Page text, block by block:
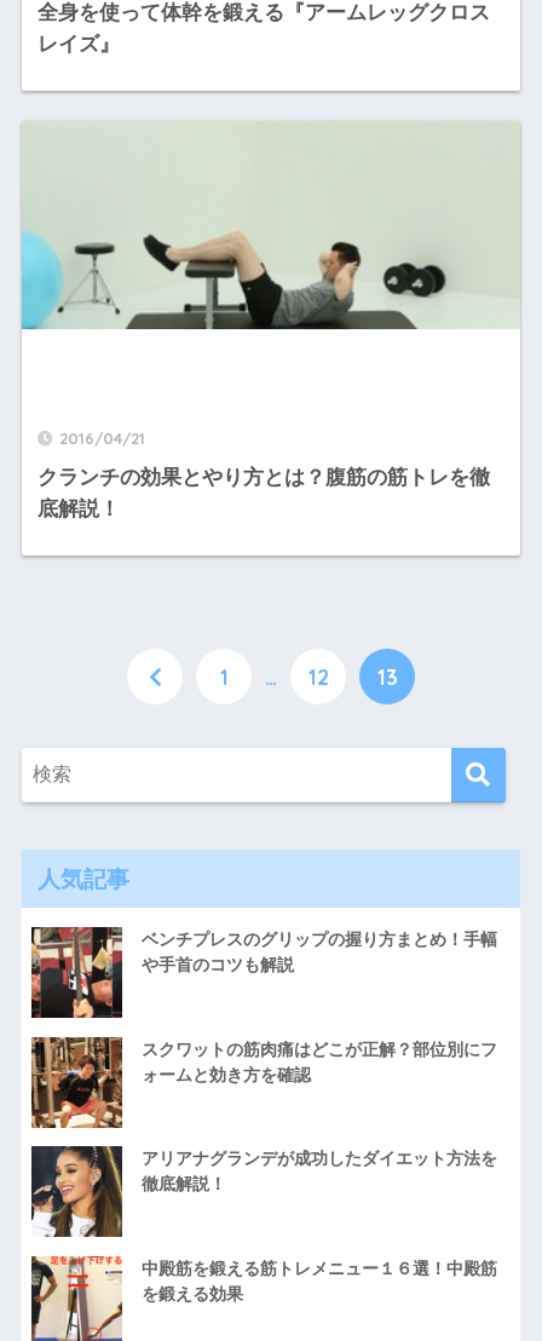
全身を使って体幹を鍛える『アームレッグクロス
レイズ』
2016/04/21
クランチの効果とやり方とは？腹筋の筋トレを徹
底解説！
1 … 12 13
人気記事
ベンチプレスのグリップの握り方まとめ！手幅
や手首のコツも解説
スクワットの筋肉痛はどこが正解？部位別にフ
ォームと効き方を確認
アリアナグランデが成功したダイエット方法を
徹底解説！
中殿筋を鍛える筋トレメニュー１６選！中殿筋
を鍛える効果